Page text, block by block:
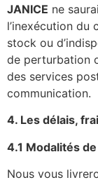
JANICE ne
l’inexécution du
stock ou
de perturbation
des services
communication.
4. Les délais,
4.1 Modalités
Nous vous